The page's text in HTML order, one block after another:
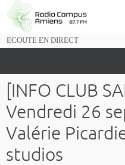
Passer
vers
ECOUTE EN DIRECT
[INFO CLUB
Vendredi 26
Valérie
studios